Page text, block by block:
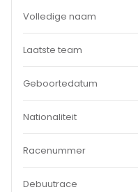
Volledige naam
Laatste team
Geboortedatum
Nationaliteit
Racenummer
Debuutrace